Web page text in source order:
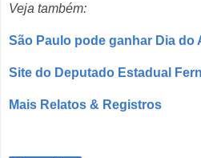
Veja também:
São Paulo pode ganhar Dia do
Site do Deputado Estadual
Mais Relatos & Registros